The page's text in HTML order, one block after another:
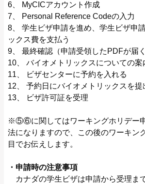
6、 MyCICアカウント作成
7、 Personal Reference Codeの入力
8、 学生ビザ申請を進め、学生ビザ申
ックス費を支払う
9、 最終確認（申請受領したPDFが届く
10、 バイオメトリックスについての案
11、 ビザセンターに予約を入れる
12、 予約日にバイオメトリックスを提
13、 ビザ許可証を受理
※⑤⑥に関してはワーキングホリデー
法になりますので、この後のワーキン
目でお伝えします。
・申請時の注意事項
カナダの学生ビザは申請から受理ま